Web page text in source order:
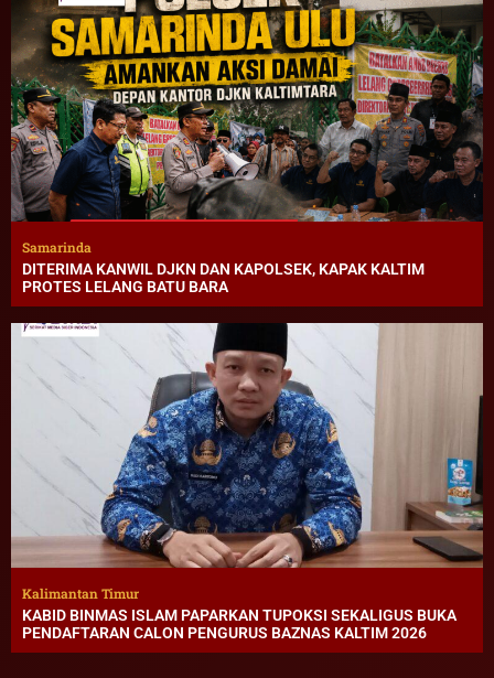
Samarinda
DITERIMA KANWIL DJKN DAN KAPOLSEK, KAPAK KALTIM
PROTES LELANG BATU BARA
Kalimantan Timur
KABID BINMAS ISLAM PAPARKAN TUPOKSI SEKALIGUS BUKA
PENDAFTARAN CALON PENGURUS BAZNAS KALTIM 2026